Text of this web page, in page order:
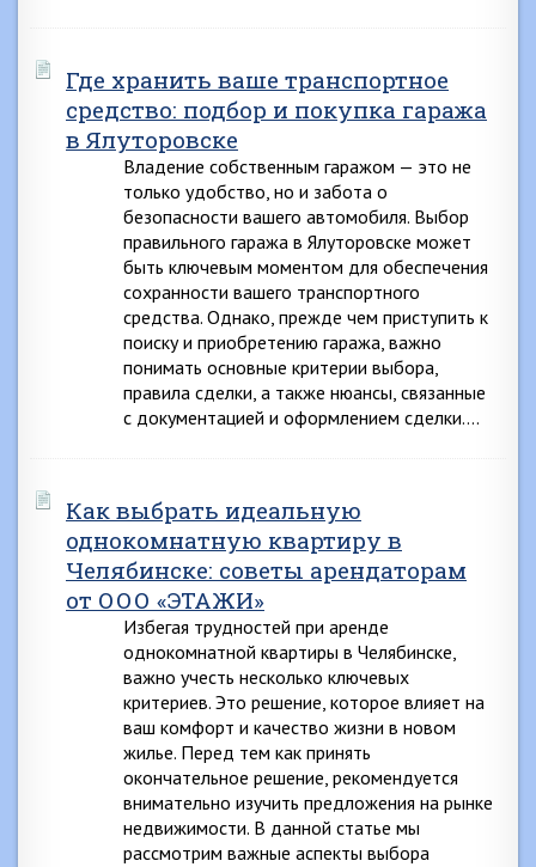
Где хранить ваше транспортное
средство: подбор и покупка гаража
в Ялуторовске
Владение собственным гаражом — это не
только удобство, но и забота о
безопасности вашего автомобиля. Выбор
правильного гаража в Ялуторовске может
быть ключевым моментом для обеспечения
сохранности вашего транспортного
средства. Однако, прежде чем приступить к
поиску и приобретению гаража, важно
понимать основные критерии выбора,
правила сделки, а также нюансы, связанные
с документацией и оформлением сделки….
Как выбрать идеальную
однокомнатную квартиру в
Челябинске: советы арендаторам
от ООО «ЭТАЖИ»
Избегая трудностей при аренде
однокомнатной квартиры в Челябинске,
важно учесть несколько ключевых
критериев. Это решение, которое влияет на
ваш комфорт и качество жизни в новом
жилье. Перед тем как принять
окончательное решение, рекомендуется
внимательно изучить предложения на рынке
недвижимости. В данной статье мы
рассмотрим важные аспекты выбора